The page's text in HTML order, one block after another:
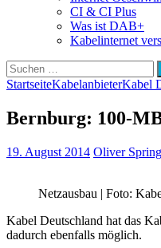
CI & CI Plus
Was ist DAB+
Kabelinternet
Suchen
nach:
StartseiteKabelanbieterKabel
Bernburg: 100-
19. August 2014 Oliver
Netzausbau | Foto:
Kabel Deutschland hat das
dadurch ebenfalls möglich.